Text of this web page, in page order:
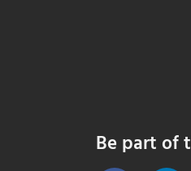
Be part of